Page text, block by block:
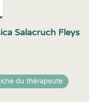
Salacruch Fleys
du thérapeute